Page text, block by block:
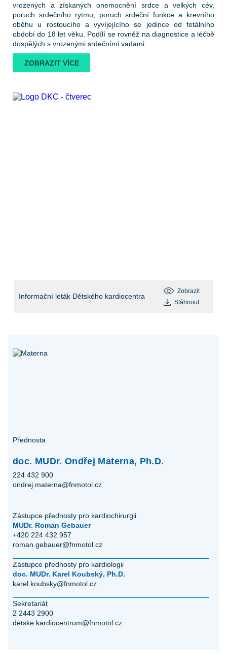
vrozených a získaných onemocnění srdce a velkých cév,
poruch srdečního rytmu, poruch srdeční funkce a krevního
oběhu u rostoucího a vyvíjejícího se jedince od fetálního
období do 18 let věku. Podílí se rovněž na diagnostice a léčbě
dospělých s vrozenými srdečními vadami.
ZOBRAZIT VÍCE
Informační leták Dětského kardiocentra
Zobrazit
Stáhnout
Přednosta
doc. MUDr. Ondřej Materna, Ph.D.
224 432 900
ondrej.materna@fnmotol.cz
Zástupce přednosty pro kardiochirurgii
MUDr. Roman Gebauer
+420 224 432 957
roman.gebauer@fnmotol.cz
Zástupce přednosty pro kardiologii
doc. MUDr. Karel Koubský, Ph.D.
karel.koubsky@fnmotol.cz
Sekretariát
2 2443 2900
detske.kardiocentrum@fnmotol.cz